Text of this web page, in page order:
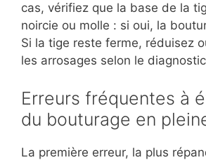
cas, vérifiez que la base de la
noircie ou molle : si oui, la
Si la tige reste ferme, réduisez
les arrosages selon le
Erreurs fréquentes à
du bouturage en
La première erreur, la plus